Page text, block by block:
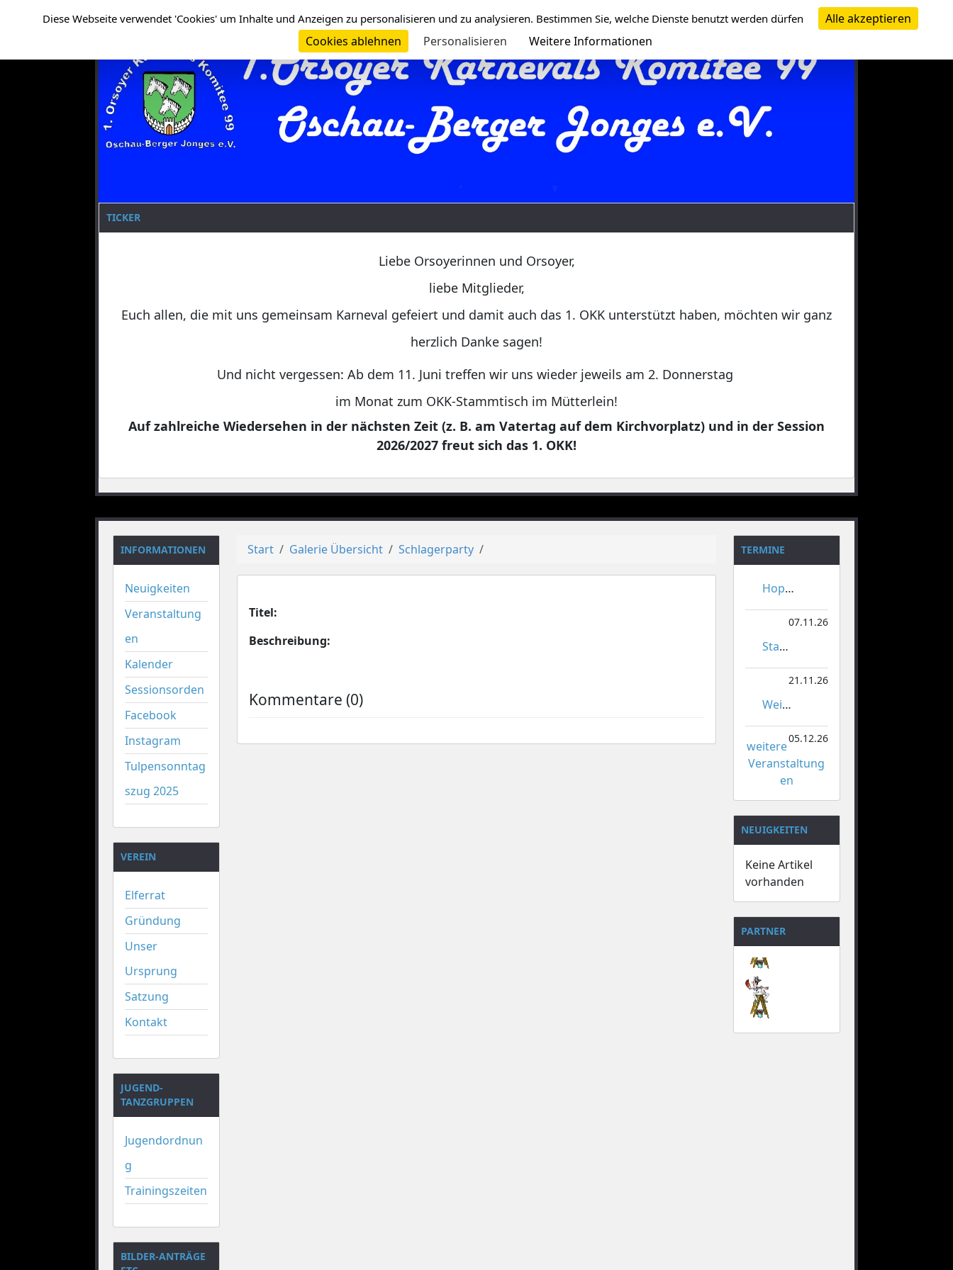
TICKER
Liebe Orsoyerinnen und Orsoyer,
liebe Mitglieder,
Euch allen, die mit uns gemeinsam Karneval gefeiert und damit auch das 1. OKK unterstützt haben, möchten wir ganz
herzlich Danke sagen!
Und nicht vergessen: Ab dem 11. Juni treffen wir uns wieder jeweils am 2. Donnerstag
im Monat zum OKK-Stammtisch im Mütterlein!
Auf zahlreiche Wiedersehen in der nächsten Zeit (z. B. am Vatertag auf dem Kirchvorplatz) und in der Session
2026/2027 freut sich das 1. OKK!
INFORMATIONEN
Neuigkeiten
Veranstaltung
en
Kalender
Sessionsorden
Facebook
Instagram
Tulpensonntag
szug 2025
VEREIN
Elferrat
Gründung
Unser
Ursprung
Satzung
Kontakt
JUGEND-
TANZGRUPPEN
Jugendordnun
g
Trainingszeiten
BILDER-ANTRÄGE
Start Galerie Übersicht Schlagerparty
Titel:
Beschreibung:
Kommentare (0)
TERMINE
Hoppeditzerwachen
07.11.26
Stadtmeisterschaften im Gardetanz
21.11.26
Weihnachtsmarkt Orsoy
05.12.26
weitere
Veranstaltung
en
NEUIGKEITEN
Keine Artikel
vorhanden
PARTNER
Diese Webseite verwendet 'Cookies' um Inhalte und Anzeigen zu personalisieren und zu analysieren. Bestimmen Sie, welche Dienste benutzt werden dürfen
Alle akzeptieren
Cookies ablehnen
Personalisieren Weitere Informationen